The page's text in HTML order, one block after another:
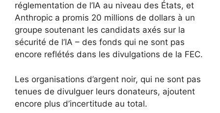
réglementation de l’IA au niveau des États, et
Anthropic a promis 20 millions de dollars à un
groupe soutenant les candidats axés sur la
sécurité de l’IA – des fonds qui ne sont pas
encore reflétés dans les divulgations de la FEC.
Les organisations d’argent noir, qui ne sont pas
tenues de divulguer leurs donateurs, ajoutent
encore plus d’incertitude au total.